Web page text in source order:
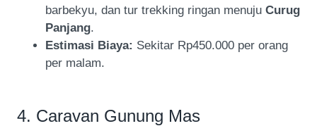
barbekyu, dan tur trekking ringan menuju Curug
Panjang.
Estimasi Biaya: Sekitar Rp450.000 per orang
per malam.
4. Caravan Gunung Mas